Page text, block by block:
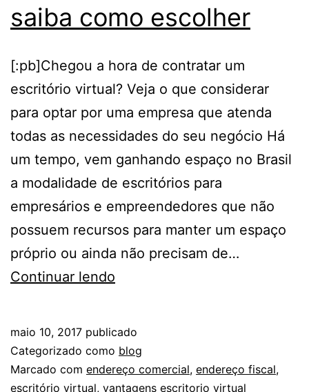
saiba como escolher
[:pb]Chegou a hora de contratar um
escritório virtual? Veja o que considerar
para optar por uma empresa que atenda
todas as necessidades do seu negócio Há
um tempo, vem ganhando espaço no Brasil
a modalidade de escritórios para
empresários e empreendedores que não
possuem recursos para manter um espaço
próprio ou ainda não precisam de…
Continuar lendo
oferecer
serviços
maio 10, 2017 publicado
Categorizado como blog
Marcado com endereço comercial, endereço fiscal,
escritório virtual, vantagens escritorio virtual